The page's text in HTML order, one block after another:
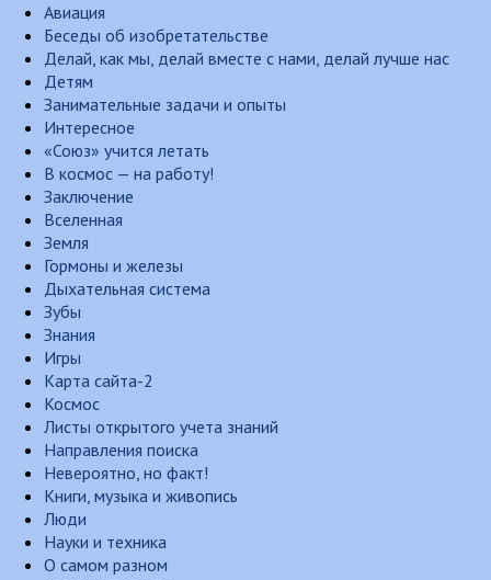
Авиация
Беседы об изобретательстве
Делай, как мы, делай вместе с нами, делай лучше нас
Детям
Занимательные задачи и опыты
Интересное
«Союз» учится летать
В космос — на работу!
Заключение
Вселенная
Земля
Гормоны и железы
Дыхательная система
Зубы
Знания
Игры
Карта сайта-2
Космос
Листы открытого учета знаний
Направления поиска
Невероятно, но факт!
Книги, музыка и живопись
Люди
Науки и техника
О самом разном